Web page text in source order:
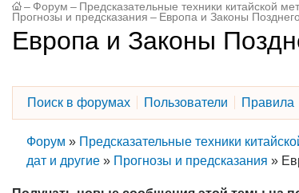
– Форум – Предсказательные техники китайской
Прогнозы и предсказания – Европа и Законы
Европа и Законы
Поиск в форумах Пользователи Правила
Форум » Предсказательные техники
дат и другие » Прогнозы и предсказания »